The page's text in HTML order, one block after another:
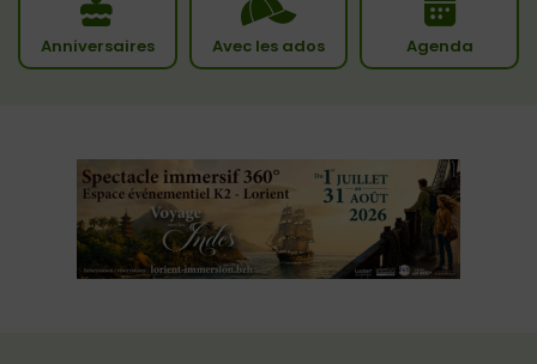
Anniversaires Avec les ados Agenda